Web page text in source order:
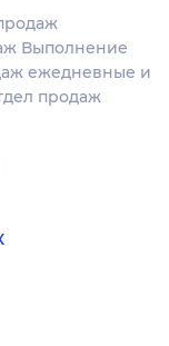
Выполнение
ежедневные и
продаж